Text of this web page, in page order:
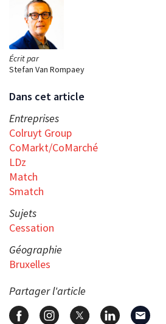
Écrit par
Stefan Van Rompaey
Dans cet article
Entreprises
Colruyt Group
CoMarkt/CoMarché
LDz
Match
Smatch
Sujets
Cessation
Géographie
Bruxelles
Partager l'article